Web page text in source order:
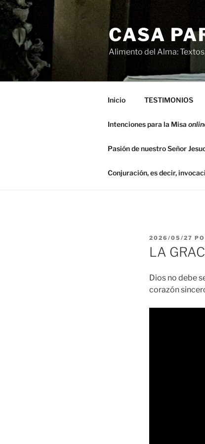
Saltar
contenido
CASA
Alimento del Alma:
Inicio TESTIMONIOS
Intenciones para la Misa
Pasión de nuestro Señor
Conjuración, es decir,
PUBLICADO
EL
2026/05/27
LA
Dios no debe
corazón